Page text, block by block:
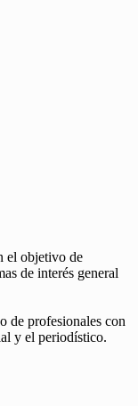
el objetivo de
de interés general
de profesionales con
y el periodístico.